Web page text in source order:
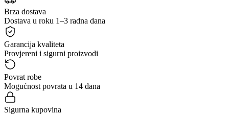
Brza dostava
Dostava u roku 1–3 radna dana
Garancija kvaliteta
Provjereni i sigurni proizvodi
Povrat robe
Mogućnost povrata u 14 dana
Sigurna kupovina